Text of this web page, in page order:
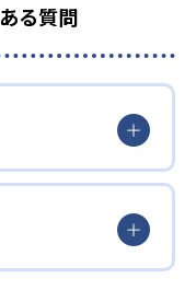
る質問